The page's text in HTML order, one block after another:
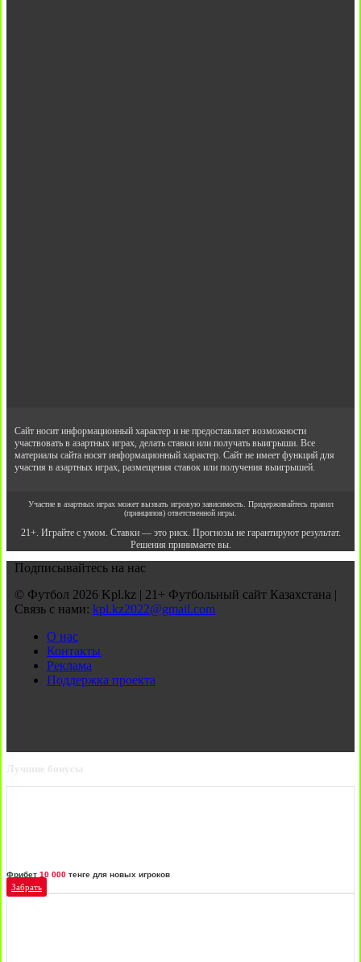
Сайт носит информационный характер и не предоставляет возможности
участвовать в азартных играх, делать ставки или получать выигрыши. Все
материалы сайта носят информационный характер. Сайт не имеет функций для
участия в азартных играх, размещения ставок или получения выигрышей.
Участие в азартных играх может вызвать игровую зависимость. Придерживайтесь правил
(принципов) ответственной игры.
21+. Играйте с умом. Ставки — это риск. Прогнозы не гарантируют результат.
Решения принимаете вы.
Подписывайтесь на нас
© Футбол 2026 Kpl.kz | 21+ Футбольный сайт Казахстана |
Связь с нами: kpl.kz2022@gmail.com
О нас
Контакты
Реклама
Поддержка проекта
Лучшие бонусы
Фрибет 10 000 тенге для новых игроков
Забрать